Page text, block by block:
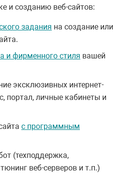
и созданию веб-сайтов:
задания на создание или
и фирменного стиля вашей
эксклюзивных интернет-
портал, личные кабинеты и
с программным
(техподдержка,
веб-серверов и т.п.)